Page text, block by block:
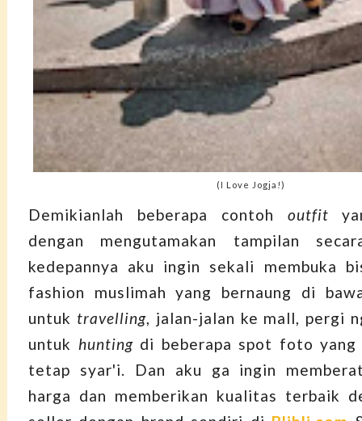
(I Love Jogja!)
Demikianlah beberapa contoh outfit
dengan mengutamakan tampilan
kedepannya aku ingin sekali membuka
fashion muslimah yang bernaung di
untuk travelling, jalan-jalan ke mall, pergi
untuk hunting di beberapa spot foto yang
tetap syar'i. Dan aku ga ingin
harga dan memberikan kualitas terbaik